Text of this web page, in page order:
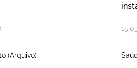
(Arquivo)
15.